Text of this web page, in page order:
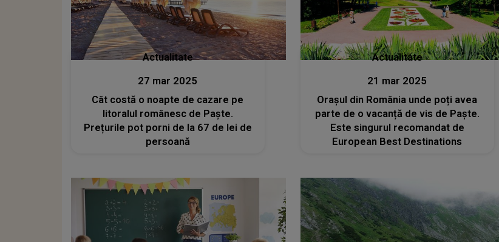
Actualitate
27 mar 2025
Cât costă o noapte de cazare pe
litoralul românesc de Paște.
Prețurile pot porni de la 67 de lei de
persoană
Actualitate
21 mar 2025
Orașul din România unde poți avea
parte de o vacanță de vis de Paște.
Este singurul recomandat de
European Best Destinations